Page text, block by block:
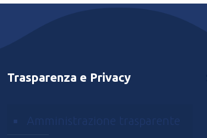
Balloon
Trasparenza e Privacy
Amministrazione trasparente